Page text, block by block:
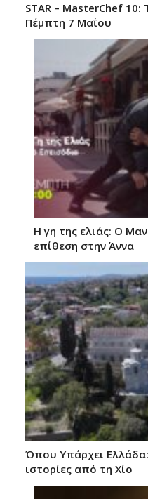
STAR – MasterChef
Πέμπτη 7 Μαΐου
Η γη της ελιάς: Ο
επίθεση στην Άννα
Όπου Υπάρχει Ελλάδα:
ιστορίες από τη Χίο